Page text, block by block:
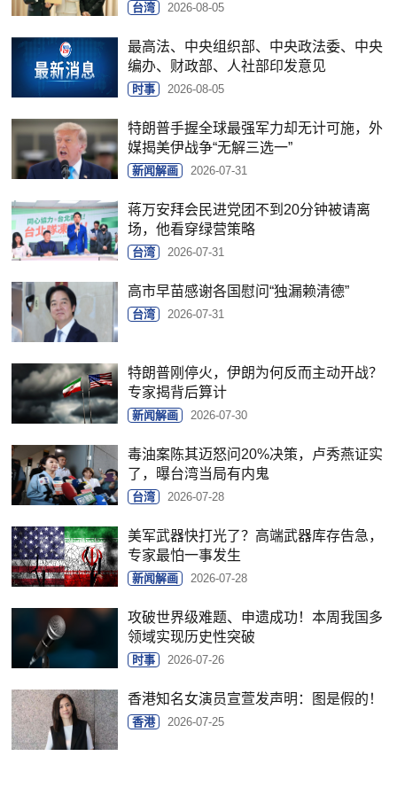
台湾 2026-08-05
最高法、中央组织部、中央政法委、中央
编办、财政部、人社部印发意见
时事 2026-08-05
特朗普手握全球最强军力却无计可施，外
媒揭美伊战争“无解三选一”
新闻解画 2026-07-31
蒋万安拜会民进党团不到20分钟被请离
场，他看穿绿营策略
台湾 2026-07-31
高市早苗感谢各国慰问“独漏赖清德”
台湾 2026-07-31
特朗普刚停火，伊朗为何反而主动开战？
专家揭背后算计
新闻解画 2026-07-30
毒油案陈其迈怒问20%决策，卢秀燕证实
了，曝台湾当局有内鬼
台湾 2026-07-28
美军武器快打光了？高端武器库存告急，
专家最怕一事发生
新闻解画 2026-07-28
攻破世界级难题、申遗成功！本周我国多
领域实现历史性突破
时事 2026-07-26
香港知名女演员宣萱发声明：图是假的！
香港 2026-07-25